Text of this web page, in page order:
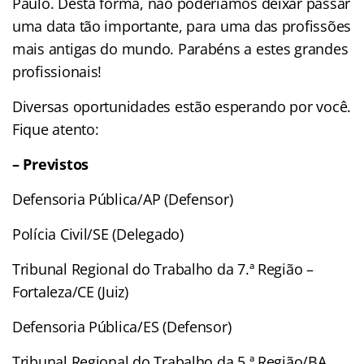
uma data tão importante, para uma das profissões
mais antigas do mundo. Parabéns a estes grandes
profissionais!
Diversas oportunidades estão esperando por você.
Fique atento:
– Previstos
Defensoria Pública/AP (Defensor)
Polícia Civil/SE (Delegado)
Tribunal Regional do Trabalho da 7.ª Região –
Fortaleza/CE (Juiz)
Defensoria Pública/ES (Defensor)